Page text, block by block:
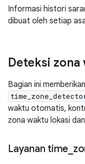
Informasi histori
dibuat oleh setiap
Deteksi
Bagian ini
waktu otomatis,
zona waktu lokasi
Layanan time